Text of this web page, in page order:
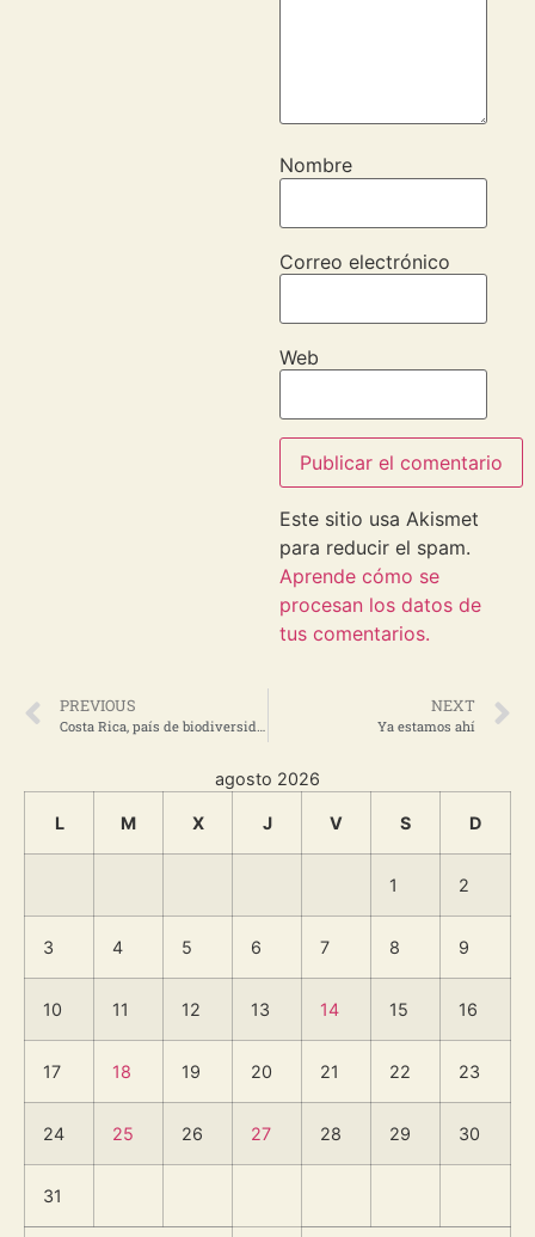
Nombre
Correo electrónico
Web
Este sitio usa Akismet
para reducir el spam.
Aprende cómo se
procesan los datos de
tus comentarios.
PREVIOUS
Costa Rica, país de biodiversidad y muppets
NEXT
Ya estamos ahí
agosto 2026
L M X J V S D
1 2
3 4 5 6 7 8 9
10 11 12 13 14 15 16
17 18 19 20 21 22 23
24 25 26 27 28 29 30
31